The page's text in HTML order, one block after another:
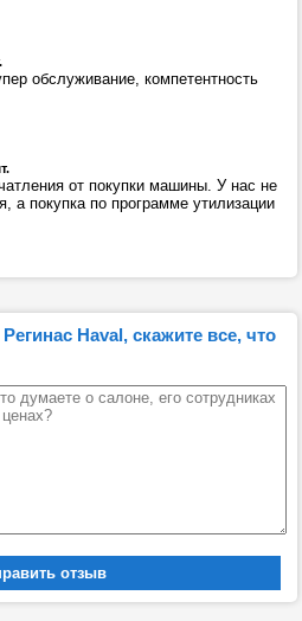
обслуживание, компетентность
от покупки машины. У нас не
а покупка по программе утилизации
Haval, скажите все, что